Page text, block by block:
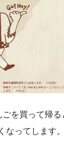
を買って帰る
ってします。